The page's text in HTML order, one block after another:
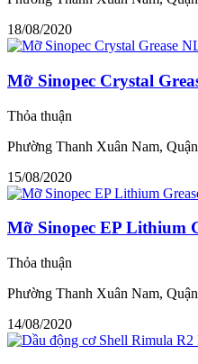
18/08/2020
Mỡ Sinopec Crystal
Thỏa thuận
Phường Thanh Xuân Nam,
15/08/2020
Mỡ Sinopec EP Lithium
Thỏa thuận
Phường Thanh Xuân Nam,
14/08/2020